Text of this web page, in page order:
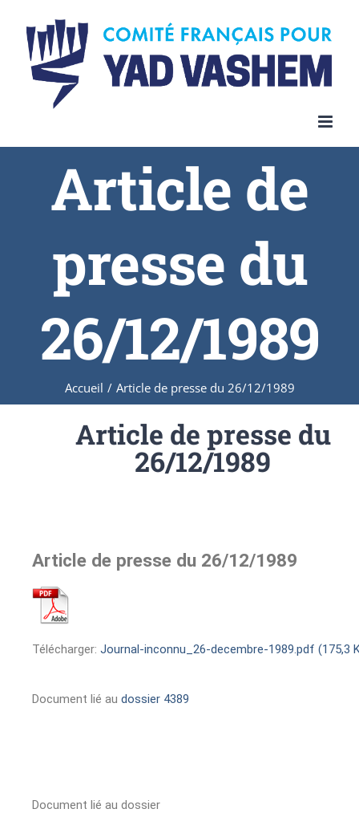
Article de
presse du
26/12/1989
Accueil / Article de presse du 26/12/1989
Article de presse du
26/12/1989
Article de presse du 26/12/1989
Télécharger: Journal-inconnu_26-decembre-1989.pdf (175,3
Document lié au dossier 4389
Document lié au dossier